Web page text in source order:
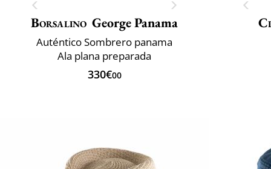
Borsalino George Panama
Auténtico Sombrero panama
Ala plana preparada
330€00